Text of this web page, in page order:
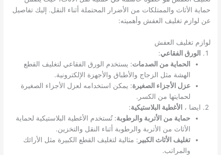
حماية الأثاث والممتلكات من الأضرار المحتملة أثناء النقل. إليك تفاصيل
عن لوازم تغليف العفش وأهميته:
لوازم تغليف العفش
الورق الفقاعي:
الحماية من الصدمات: يستخدم الورق الفقاعي لتغليف القطع
الهشة مثل الزجاج والأطباق والأجهزة الإلكترونية.
عزل الأجزاء الصغيرة: يمكن استخدامه لعزل الأجزاء الصغيرة
لحمايتها من الكسر.
ايضا ،
الأغطية البلاستيكية:
حماية من الأتربة والرطوبة: تُستخدم الأغطية البلاستيكية لحماية
الأثاث من الأتربة والرطوبة أثناء النقل والتخزين.
تغليف الأثاث الكبير : مثالية لتغليف القطع الكبيرة مثل الأرائك
والمراتب.